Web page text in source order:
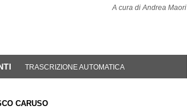
A cura diAndrea Maori
(SCHEDA ATTIVA)
TRASCRIZIONE AUTOMATICA
CARUSO